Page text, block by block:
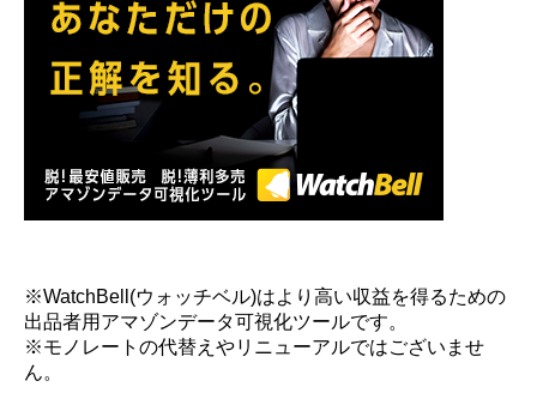
※WatchBell(ウォッチベル)はより高い収益を得るための
出品者用アマゾンデータ可視化ツールです。
※モノレートの代替えやリニューアルではございませ
ん。